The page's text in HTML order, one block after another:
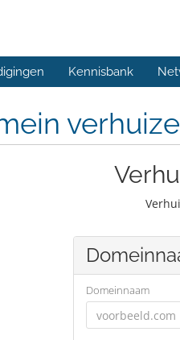
Kennisbank
Domeinnaam